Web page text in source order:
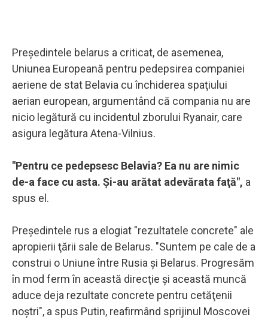
Preşedintele belarus a criticat, de asemenea,
Uniunea Europeană pentru pedepsirea companiei
aeriene de stat Belavia cu închiderea spaţiului
aerian european, argumentând că compania nu are
nicio legătură cu incidentul zborului Ryanair, care
asigura legătura Atena-Vilnius.
"Pentru ce pedepsesc Belavia? Ea nu are nimic
de-a face cu asta. Şi-au arătat adevărata faţă", a
spus el.
Preşedintele rus a elogiat "rezultatele concrete" ale
apropierii ţării sale de Belarus. "Suntem pe cale de a
construi o Uniune între Rusia şi Belarus. Progresăm
în mod ferm în această direcţie şi această muncă
aduce deja rezultate concrete pentru cetăţenii
noştri", a spus Putin, reafirmând sprijinul Moscovei